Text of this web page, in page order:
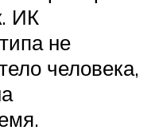
ИК
не
человека,